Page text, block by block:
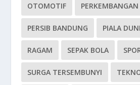
OTOMOTIF
PERSIB BANDUNG PIALA
RAGAM SEPAK BOLA
SURGA TERSEMBUNYI